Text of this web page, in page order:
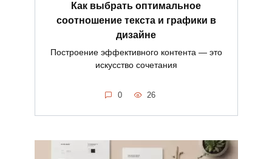
Как выбрать оптимальное
соотношение текста и графики в
дизайне
Построение эффективного контента — это
искусство сочетания
0 26